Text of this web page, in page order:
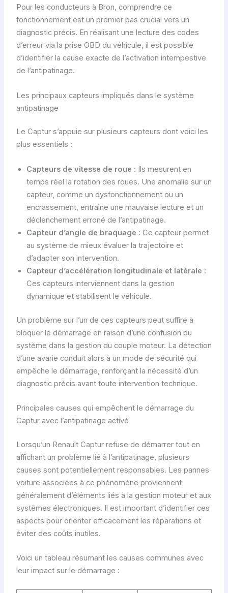
Pour les conducteurs à Bron, comprendre ce
fonctionnement est un premier pas crucial vers un
diagnostic précis. En réalisant une lecture des codes
d’erreur via la prise OBD du véhicule, il est possible
d’identifier la cause exacte de l’activation intempestive
de l’antipatinage.
Les principaux capteurs impliqués dans le système
antipatinage
Le Captur s’appuie sur plusieurs capteurs dont voici les
plus essentiels :
Capteurs de vitesse de roue : Ils mesurent en
temps réel la rotation des roues. Une anomalie sur un
capteur, comme un dysfonctionnement ou un
encrassement, entraîne une mauvaise lecture et un
déclenchement erroné de l’antipatinage.
Capteur d’angle de braquage : Ce capteur permet
au système de mieux évaluer la trajectoire et
d’adapter son intervention.
Capteur d’accélération longitudinale et latérale :
Ces capteurs interviennent dans la gestion
dynamique et stabilisent le véhicule.
Un problème sur l’un de ces capteurs peut suffire à
bloquer le démarrage en raison d’une confusion du
système dans la gestion du couple moteur. La détection
d’une avarie conduit alors à un mode de sécurité qui
empêche le démarrage, renforçant la nécessité d’un
diagnostic précis avant toute intervention technique.
Principales causes qui empêchent le démarrage du
Captur avec l’antipatinage activé
Lorsqu’un Renault Captur refuse de démarrer tout en
affichant un problème lié à l’antipatinage, plusieurs
causes sont potentiellement responsables. Les pannes
voiture associées à ce phénomène proviennent
généralement d’éléments liés à la gestion moteur et aux
systèmes électroniques. Il est important d’identifier ces
aspects pour orienter efficacement les réparations et
éviter des coûts inutiles.
Voici un tableau résumant les causes communes avec
leur impact sur le démarrage :